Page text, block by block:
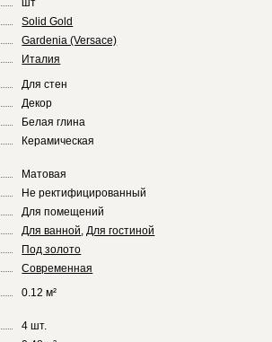
шт
Solid Gold
Gardenia (Versace)
Италия
Для стен
Декор
Белая глина
Керамическая
Матовая
Не ректифицированный
Для помещений
Для ванной Для гостиной
Под золото
Современная
0.12 м²
4 шт.